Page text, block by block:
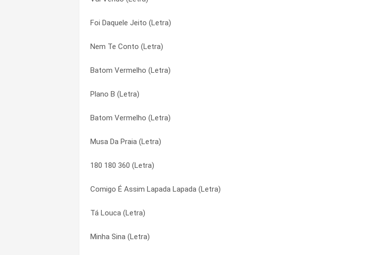
Foi Daquele Jeito (Letra)
Nem Te Conto (Letra)
Batom Vermelho (Letra)
Plano B (Letra)
Batom Vermelho (Letra)
Musa Da Praia (Letra)
180 180 360 (Letra)
Comigo É Assim Lapada Lapada (Letra)
Tá Louca (Letra)
Minha Sina (Letra)
Saudade Idiota (Letra)
Príncipe (Letra)
Princesinha (Letra)
Previsões (Fim do Mundo) (Letra)
Pegar de Jeito (Letra)
Pegador (Letra)
Passarinho (Letra)
Não Pode Parar (Letra)
Mulher Não Trai (Letra)
Muié (Letra)
Fobia (Letra)
Foi Daquele Jeito (Letra)
Gago (Letra)
Hoje o Limite É o Céu (Letra)
Homem é Tudo Igual (Letra)
Interrogações (Letra)
Jatinho Particular (Letra)
Llanto Agradecido (Letra)
Louca Louca (Letra)
Luxo (Letra)